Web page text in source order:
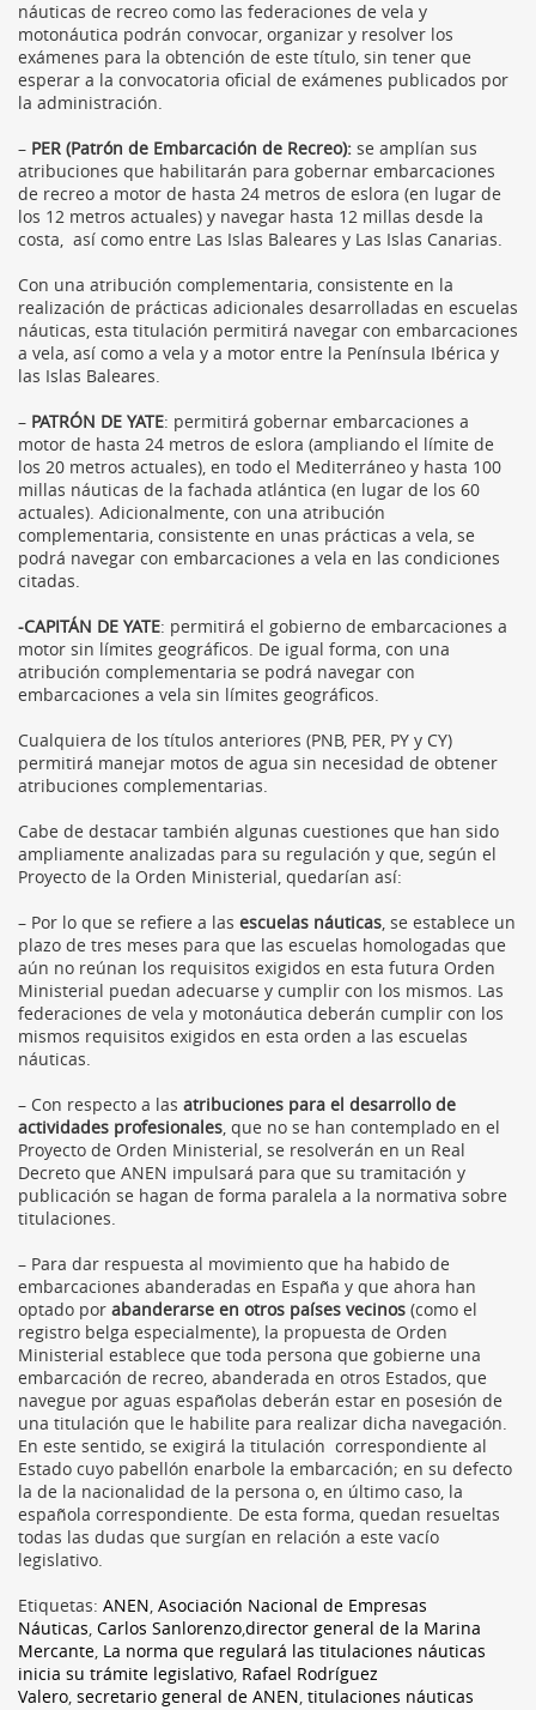
náuticas de recreo como las federaciones de vela y
motonáutica podrán convocar, organizar y resolver los
exámenes para la obtención de este título, sin tener que
esperar a la convocatoria oficial de exámenes publicados por
la administración.
– PER (Patrón de Embarcación de Recreo): se amplían sus
atribuciones que habilitarán para gobernar embarcaciones
de recreo a motor de hasta 24 metros de eslora (en lugar de
los 12 metros actuales) y navegar hasta 12 millas desde la
costa, así como entre Las Islas Baleares y Las Islas Canarias.
Con una atribución complementaria, consistente en la
realización de prácticas adicionales desarrolladas en escuelas
náuticas, esta titulación permitirá navegar con embarcaciones
a vela, así como a vela y a motor entre la Península Ibérica y
las Islas Baleares.
– PATRÓN DE YATE: permitirá gobernar embarcaciones a
motor de hasta 24 metros de eslora (ampliando el límite de
los 20 metros actuales), en todo el Mediterráneo y hasta 100
millas náuticas de la fachada atlántica (en lugar de los 60
actuales). Adicionalmente, con una atribución
complementaria, consistente en unas prácticas a vela, se
podrá navegar con embarcaciones a vela en las condiciones
citadas.
-CAPITÁN DE YATE: permitirá el gobierno de embarcaciones a
motor sin límites geográficos. De igual forma, con una
atribución complementaria se podrá navegar con
embarcaciones a vela sin límites geográficos.
Cualquiera de los títulos anteriores (PNB, PER, PY y CY)
permitirá manejar motos de agua sin necesidad de obtener
atribuciones complementarias.
Cabe de destacar también algunas cuestiones que han sido
ampliamente analizadas para su regulación y que, según el
Proyecto de la Orden Ministerial, quedarían así:
– Por lo que se refiere a las escuelas náuticas, se establece un
plazo de tres meses para que las escuelas homologadas que
aún no reúnan los requisitos exigidos en esta futura Orden
Ministerial puedan adecuarse y cumplir con los mismos. Las
federaciones de vela y motonáutica deberán cumplir con los
mismos requisitos exigidos en esta orden a las escuelas
náuticas.
– Con respecto a las atribuciones para el desarrollo de
actividades profesionales, que no se han contemplado en el
Proyecto de Orden Ministerial, se resolverán en un Real
Decreto que ANEN impulsará para que su tramitación y
publicación se hagan de forma paralela a la normativa sobre
titulaciones.
– Para dar respuesta al movimiento que ha habido de
embarcaciones abanderadas en España y que ahora han
optado por abanderarse en otros países vecinos (como el
registro belga especialmente), la propuesta de Orden
Ministerial establece que toda persona que gobierne una
embarcación de recreo, abanderada en otros Estados, que
navegue por aguas españolas deberán estar en posesión de
una titulación que le habilite para realizar dicha navegación.
En este sentido, se exigirá la titulación correspondiente al
Estado cuyo pabellón enarbole la embarcación; en su defecto
la de la nacionalidad de la persona o, en último caso, la
española correspondiente. De esta forma, quedan resueltas
todas las dudas que surgían en relación a este vacío
legislativo.
Etiquetas: ANEN, Asociación Nacional de Empresas
Náuticas, Carlos Sanlorenzo,director general de la Marina
Mercante, La norma que regulará las titulaciones náuticas
inicia su trámite legislativo, Rafael Rodríguez
Valero, secretario general de ANEN, titulaciones náuticas